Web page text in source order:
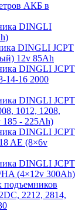
АКБ в
DINGLI
DINGLI JCPT
12v 85Ah
DINGLI JCPT
14-16 2000
DINGLI JCPT
1012, 1208,
185 - 225Ah)
DINGLI JCPT
AE (8×6v
DINGLI JCPT
HA (4×12v 300Ah)
подъемников
2212, 2814,